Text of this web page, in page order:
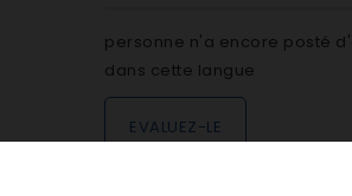
personne n'a encore posté
dans cette langue
EVALUEZ-LE